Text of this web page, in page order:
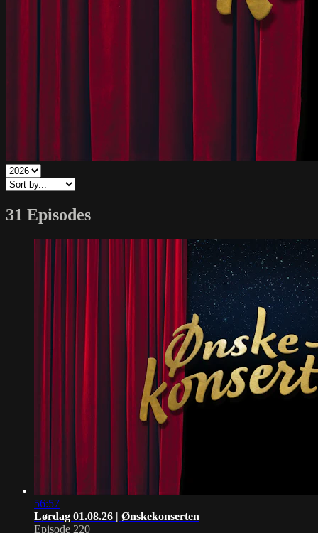
31 Episodes
56:57
Lørdag 01.08.26 | Ønskekonserten
Episode 220